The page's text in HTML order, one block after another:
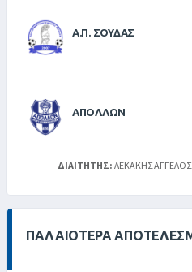
Α.Π. ΣΟΥΔΑΣ
ΑΠΟΛΛΩΝ
ΔΙΑΙΤΗΤΉΣ: ΛΕΚΑΚΗΣ ΑΓΓΕΛΟΣ
ΠΑΛΑΙΌΤΕΡΑ